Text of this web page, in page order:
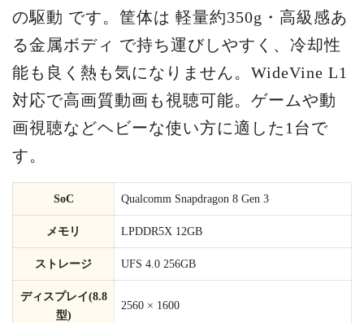
の駆動 です。筐体は 軽量約350g・高級感あ
る金属ボディ で持ち運びしやすく、冷却性
能も良く熱も気になりません。WideVine L1
対応で高画質動画も視聴可能。ゲームや動
画視聴などヘビーな使い方に適した1台で
す。
SoC Qualcomm Snapdragon 8 Gen 3
メモリ LPDDR5X 12GB
ストレージ UFS 4.0 256GB
ディスプレイ(8.8
型)
2560 × 1600